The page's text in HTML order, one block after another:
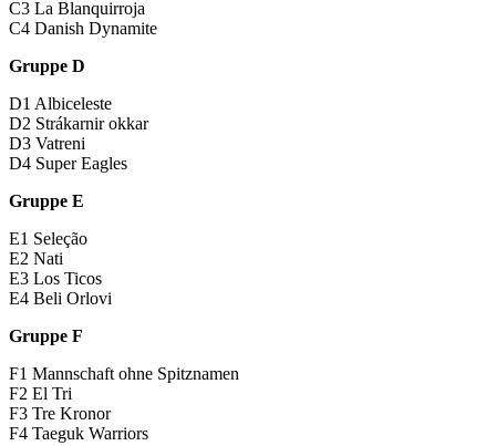
C3 La Blanquirroja
C4 Danish Dynamite
Gruppe D
D1 Albiceleste
D2 Strákarnir okkar
D3 Vatreni
D4 Super Eagles
Gruppe E
E1 Seleção
E2 Nati
E3 Los Ticos
E4 Beli Orlovi
Gruppe F
F1 Mannschaft ohne Spitznamen
F2 El Tri
F3 Tre Kronor
F4 Taeguk Warriors